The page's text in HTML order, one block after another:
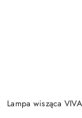
Lampa wisząca